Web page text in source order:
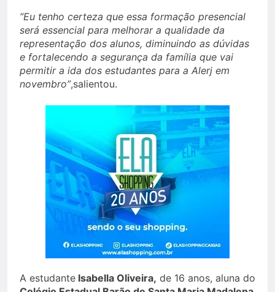
“Eu tenho certeza que essa formação presencial
será essencial para melhorar a qualidade da
representação dos alunos, diminuindo as dúvidas
e fortalecendo a segurança da família que vai
permitir a ida dos estudantes para a Alerj em
novembro”,salientou.
A estudante Isabella Oliveira, de 16 anos, aluna do